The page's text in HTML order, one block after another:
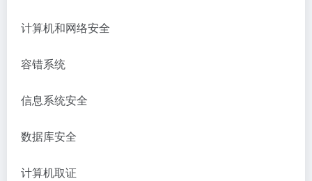
计算机和网络安全
容错系统
信息系统安全
数据库安全
计算机取证